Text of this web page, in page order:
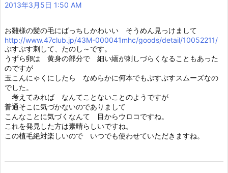
2013年3月5日 1:50 AM
お雛様の髪の毛にばっちしかわいい そうめん見っけまして
http://www.47club.jp/43M-000041mhc/goods/detail/10052211/
ぷすぷす刺して、たのし～です。
うずら卵は 黄身の部分で 細い緬が刺しづらくなることもあった
のですが
玉こんにゃくにしたら なめらかに何本でもぷすぷすスムーズなの
でした。
考えてみれば なんてことないことのようですが
普通そこに気づかないのでありまして
こんなことに気づくなんて 目からウロコですね。
これを発見した方は素晴らしいですね。
この植毛絶対楽しいので いつでも使わせていただきますね。